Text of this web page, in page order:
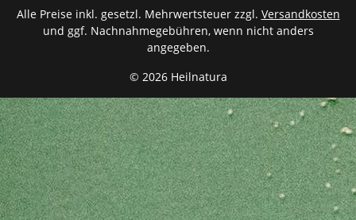
© 2026 Heilnatura
Alle Preise inkl. gesetzl. Mehrwertsteuer zzgl. Versandkosten
und ggf. Nachnahmegebühren, wenn nicht anders
angegeben.